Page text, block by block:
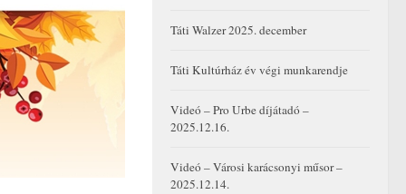
Táti Walzer 2025. december
Táti Kultúrház év végi munkarendje
Videó – Pro Urbe díjátadó –
2025.12.16.
Videó – Városi karácsonyi műsor –
2025.12.14.